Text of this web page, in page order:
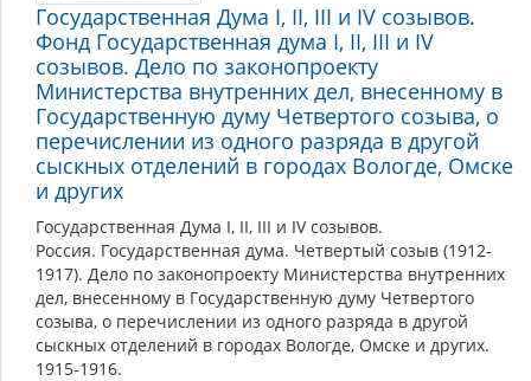
Государственная Дума I, II, III и IV созывов.
Фонд Государственная дума I, II, III и IV
созывов. Дело по законопроекту
Министерства внутренних дел, внесенному в
Государственную думу Четвертого созыва, о
перечислении из одного разряда в другой
сыскных отделений в городах Вологде, Омске
и других
Государственная Дума I, II, III и IV созывов.
Россия. Государственная дума. Четвертый созыв (1912-
1917). Дело по законопроекту Министерства внутренних
дел, внесенному в Государственную думу Четвертого
созыва, о перечислении из одного разряда в другой
сыскных отделений в городах Вологде, Омске и других.
1915-1916.